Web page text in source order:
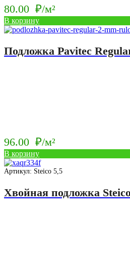
80.00 ₽/м²
В корзину
Подложка Pavitec
96.00 ₽/м²
В корзину
Артикул: Steico 5,5
Хвойная подложка